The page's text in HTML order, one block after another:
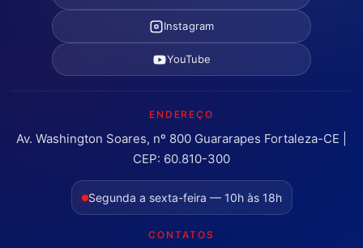
Instagram
YouTube
ENDEREÇO
Av. Washington Soares, nº 800 Guararapes Fortaleza-CE |
CEP: 60.810-300
Segunda a sexta-feira — 10h às 18h
CONTATOS